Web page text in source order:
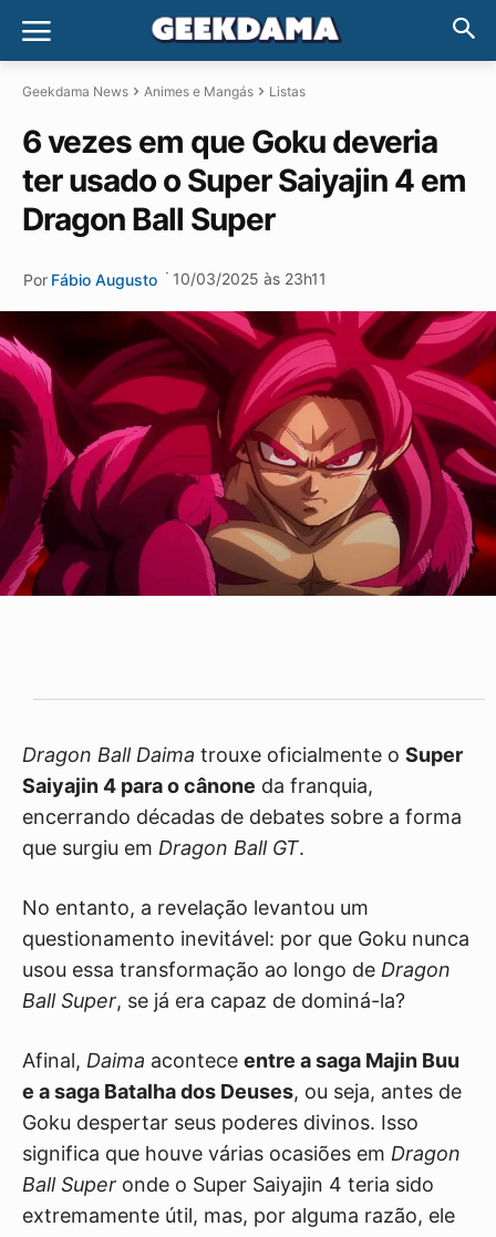
Geekdama News Animes e Mangás Listas
6 vezes em que Goku deveria
ter usado o Super Saiyajin 4 em
Dragon Ball Super
Por Fábio Augusto · 10/03/2025 às 23h11
Dragon Ball Daima trouxe oficialmente o Super
Saiyajin 4 para o cânone da franquia,
encerrando décadas de debates sobre a forma
que surgiu em Dragon Ball GT.
No entanto, a revelação levantou um
questionamento inevitável: por que Goku nunca
usou essa transformação ao longo de Dragon
Ball Super, se já era capaz de dominá-la?
Afinal, Daima acontece entre a saga Majin Buu
e a saga Batalha dos Deuses, ou seja, antes de
Goku despertar seus poderes divinos. Isso
significa que houve várias ocasiões em Dragon
Ball Super onde o Super Saiyajin 4 teria sido
extremamente útil, mas, por alguma razão, ele